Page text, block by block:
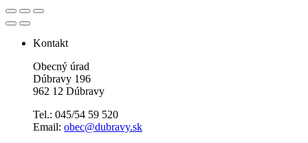
Kontakt
Obecný úrad
Dúbravy 196
962 12 Dúbravy
Tel.: 045/54 59 520
Email: obec@dubravy.sk